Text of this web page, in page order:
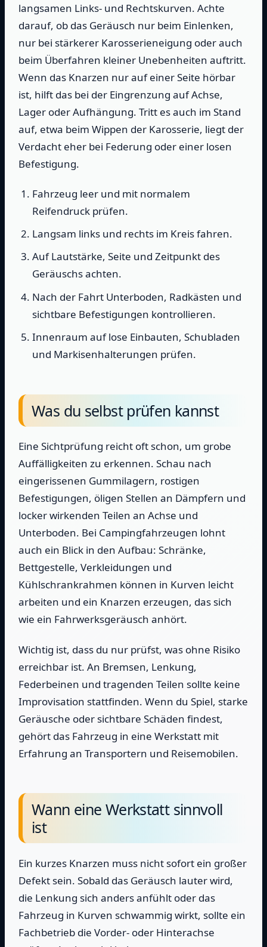
langsamen Links- und Rechtskurven. Achte
darauf, ob das Geräusch nur beim Einlenken,
nur bei stärkerer Karosserieneigung oder auch
beim Überfahren kleiner Unebenheiten auftritt.
Wenn das Knarzen nur auf einer Seite hörbar
ist, hilft das bei der Eingrenzung auf Achse,
Lager oder Aufhängung. Tritt es auch im Stand
auf, etwa beim Wippen der Karosserie, liegt der
Verdacht eher bei Federung oder einer losen
Befestigung.
Fahrzeug leer und mit normalem
Reifendruck prüfen.
Langsam links und rechts im Kreis fahren.
Auf Lautstärke, Seite und Zeitpunkt des
Geräuschs achten.
Nach der Fahrt Unterboden, Radkästen und
sichtbare Befestigungen kontrollieren.
Innenraum auf lose Einbauten, Schubladen
und Markisenhalterungen prüfen.
Was du selbst prüfen kannst
Eine Sichtprüfung reicht oft schon, um grobe
Auffälligkeiten zu erkennen. Schau nach
eingerissenen Gummilagern, rostigen
Befestigungen, öligen Stellen an Dämpfern und
locker wirkenden Teilen an Achse und
Unterboden. Bei Campingfahrzeugen lohnt
auch ein Blick in den Aufbau: Schränke,
Bettgestelle, Verkleidungen und
Kühlschrankrahmen können in Kurven leicht
arbeiten und ein Knarzen erzeugen, das sich
wie ein Fahrwerksgeräusch anhört.
Wichtig ist, dass du nur prüfst, was ohne Risiko
erreichbar ist. An Bremsen, Lenkung,
Federbeinen und tragenden Teilen sollte keine
Improvisation stattfinden. Wenn du Spiel, starke
Geräusche oder sichtbare Schäden findest,
gehört das Fahrzeug in eine Werkstatt mit
Erfahrung an Transportern und Reisemobilen.
Wann eine Werkstatt sinnvoll
ist
Ein kurzes Knarzen muss nicht sofort ein großer
Defekt sein. Sobald das Geräusch lauter wird,
die Lenkung sich anders anfühlt oder das
Fahrzeug in Kurven schwammig wirkt, sollte ein
Fachbetrieb die Vorder- oder Hinterachse